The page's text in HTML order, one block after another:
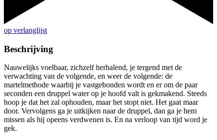
op verlanglijst
Beschrijving
Nauwelijks voelbaar, zichzelf herhalend, je tergend met de
verwachting van de volgende, en weer de volgende: de
martelmethode waarbij je vastgebonden wordt en er om de paar
seconden een druppel water op je hoofd valt is gekmakend. Steeds
hoop je dat het zal ophouden, maar het stopt niet. Het gaat maar
door. Vervolgens ga je uitkijken naar de druppel, dan ga je hem
missen als hij opeens verdwenen is. En na verloop van tijd word je
gek.